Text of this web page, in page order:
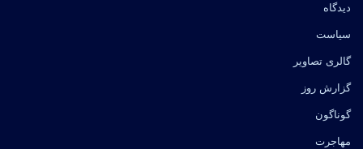
دیدگاه
سیاست
گالری تصاویر
گزارش روز
گوناگون
مهاجرت